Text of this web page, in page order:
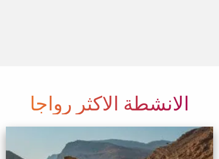
الأنشطة الأكثر رواجاً